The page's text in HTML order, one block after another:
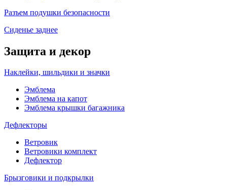
Разъем подушки безопасности
Сиденье заднее
Защита и декор
Наклейки, шильдики и значки
Эмблема
Эмблема на капот
Эмблема крышки багажника
Дефлекторы
Ветровик
Ветровики комплект
Дефлектор
Брызговики и подкрылки